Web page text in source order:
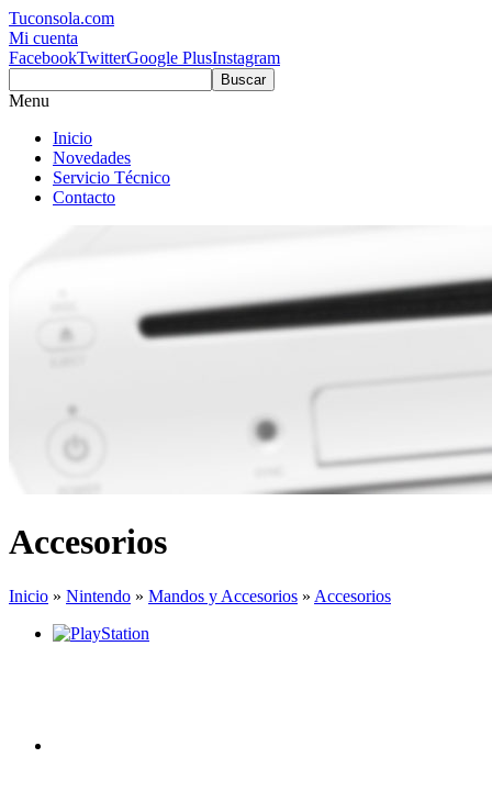
Tuconsola.com
Mi cuenta
FacebookTwitterGoogle PlusInstagram
Buscar
Menu
Inicio
Novedades
Servicio Técnico
Contacto
Accesorios
Inicio » Nintendo » Mandos y Accesorios » Accesorios